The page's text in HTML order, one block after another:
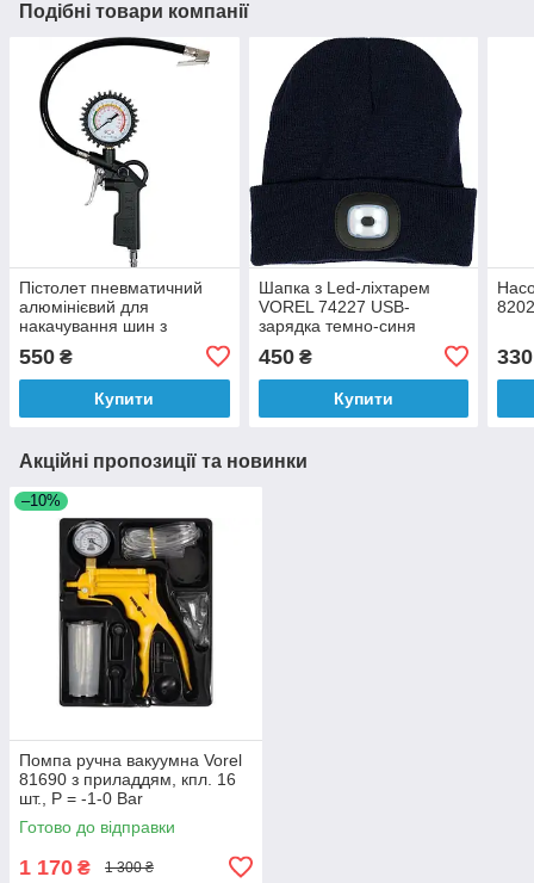
Подібні товари компанії
Пістолет пневматичний
алюмінієвий для
накачування шин з
манометром Vorel 81651
0.6 МПа 1/4"
550 ₴
Купити
Шапка з Led-ліхтарем
VOREL 74227 USB-
зарядка темно-синя
450₴
Купити
330
Акційні пропозиції та новинки
–10%
Помпа ручна вакуумна Vorel
81690 з приладдям, кпл. 16
шт., P = -1-0 Bar
Готово до відправки
1 170 ₴ 1 300 ₴